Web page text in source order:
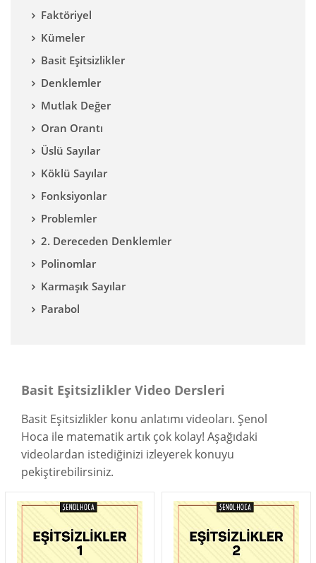
Faktöriyel
Kümeler
Basit Eşitsizlikler
Denklemler
Mutlak Değer
Oran Orantı
Üslü Sayılar
Köklü Sayılar
Fonksiyonlar
Problemler
2. Dereceden Denklemler
Polinomlar
Karmaşık Sayılar
Parabol
Basit Eşitsizlikler Video Dersleri
Basit Eşitsizlikler konu anlatımı videoları. Şenol
Hoca ile matematik artık çok kolay! Aşağıdaki
videolardan istediğinizi izleyerek konuyu
pekiştirebilirsiniz.